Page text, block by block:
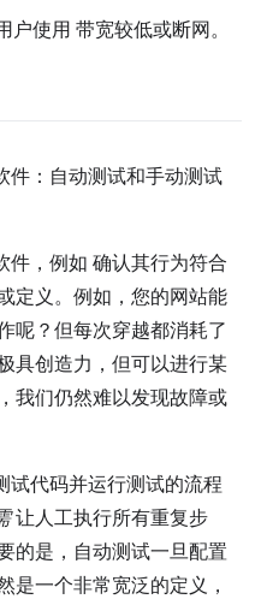
使用 带宽较低或断网。
件：自动测试和手动测试
件，例如 确认其行为符合
定义。例如，您的网站能
呢？但每次穿越都消耗了
具创造力，但可以进行某
我们仍然难以发现故障或
试代码并运行测试的流程
让人工执行所有重复步
的是，自动测试一旦配置
是一个非常宽泛的定义，